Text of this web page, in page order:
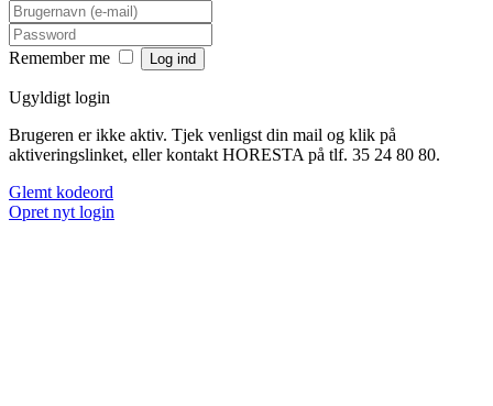
Remember me
Ugyldigt login
Brugeren er ikke aktiv. Tjek venligst din mail og klik på
aktiveringslinket, eller kontakt HORESTA på tlf. 35 24 80 80.
Glemt kodeord
Opret nyt login